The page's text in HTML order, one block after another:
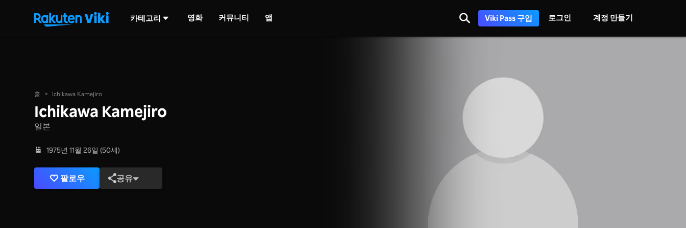
카테고리 영화 커뮤니티 앱 Viki Pass 구입 로그인 계정 만들기
홈 > Ichikawa Kamejiro
Ichikawa Kamejiro
일본
1975년 11월 26일 (50세)
팔로우 공유